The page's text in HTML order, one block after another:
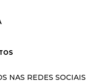
NAS REDES SOCIAIS